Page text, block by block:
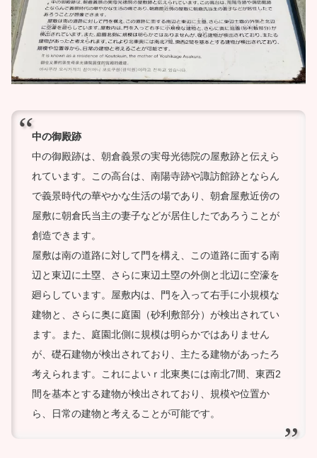
中の御殿跡
中の御殿跡は、朝倉義景の実母光徳院の屋敷跡と伝えら
れています。この高台は、南陽寺跡や諏訪館跡とならん
で義景時代の華やかな生活の場であり、朝倉屋敷近傍の
屋敷に朝倉氏当主の妻子などが居住したであろうことが
創造できます。
屋敷は南の道路に対して門を構え、この道路に面する南
辺と東辺に土塁、さらに東辺土塁の外側と北辺に空濠を
廻らしています。屋敷内は、門を入って右手に小規模な
建物と、さらに奥に庭園（砂利敷部分）が検出されてい
ます。また、庭園北側に規模は明らかではありません
が、礎石建物が検出されており、主たる建物があったろ
考えられます。これによいｒ北東奥には南北7間、東西2
間を基本とする建物が検出されており、規模や位置か
ら、日常の建物と考えることが可能です。